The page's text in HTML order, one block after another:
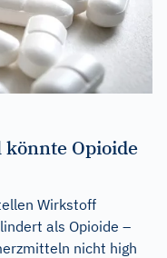
Opioide
Wirkstoff
als Opioide –
nicht high